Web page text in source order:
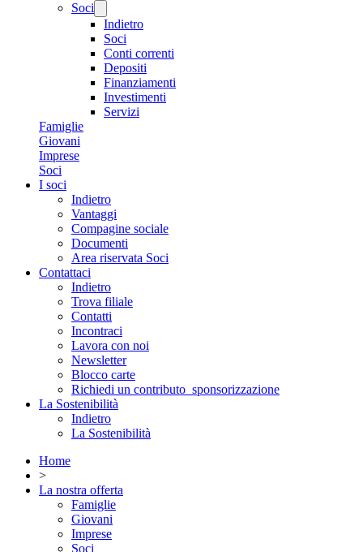
Soci
Indietro
Soci
Conti correnti
Depositi
Finanziamenti
Investimenti
Servizi
Famiglie
Giovani
Imprese
Soci
I soci
Indietro
Vantaggi
Compagine sociale
Documenti
Area riservata Soci
Contattaci
Indietro
Trova filiale
Contatti
Incontraci
Lavora con noi
Newsletter
Blocco carte
Richiedi un contributo_sponsorizzazione
La Sostenibilità
Indietro
La Sostenibilità
Home
>
La nostra offerta
Famiglie
Giovani
Imprese
Soci